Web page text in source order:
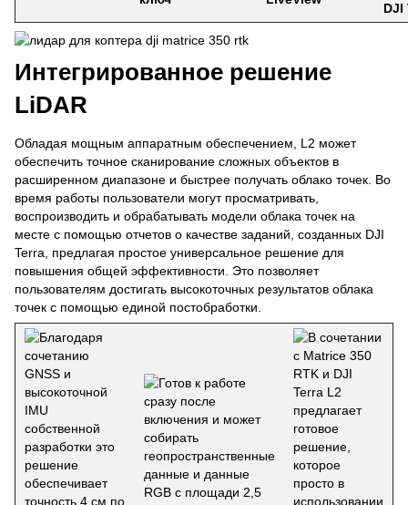
DJI
Интегрированное решение
LiDAR
Обладая мощным аппаратным обеспечением, L2 может
обеспечить точное сканирование сложных объектов в
расширенном диапазоне и быстрее получать облако точек. Во
время работы пользователи могут просматривать,
воспроизводить и обрабатывать модели облака точек на
месте с помощью отчетов о качестве заданий, созданных DJI
Terra, предлагая простое универсальное решение для
повышения общей эффективности. Это позволяет
пользователям достигать высокоточных результатов облака
точек с помощью единой постобработки.